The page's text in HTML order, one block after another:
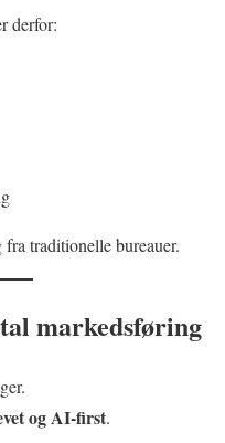
derfor:
traditionelle bureauer.
markedsføring
og AI-first.